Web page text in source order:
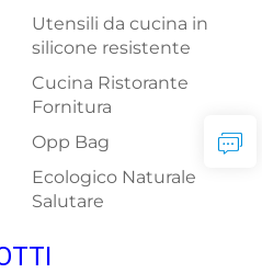
Utensili da cucina in
silicone resistente
Cucina Ristorante
Fornitura
Opp Bag
Ecologico Naturale
Salutare